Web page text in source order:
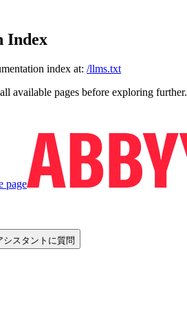
Index
index at: /llms.txt
available pages before exploring further.
page
シスタントに質問